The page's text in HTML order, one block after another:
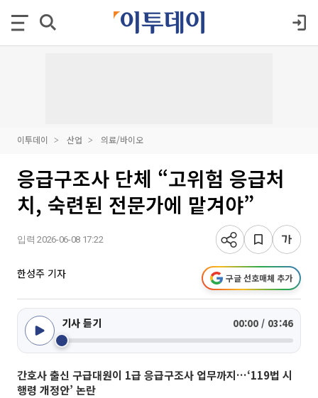
이투데이 산업 의료/바이오
응급구조사 단체 “고위험 응급처
치, 숙련된 전문가에 맡겨야”
입력 2026-06-08 17:22
한성주 기자 구글 선호매체 추가
기사 듣기 00:00 / 03:46
간호사 출신 구급대원이 1급 응급구조사 업무까지…‘119법 시
행령 개정안’ 논란